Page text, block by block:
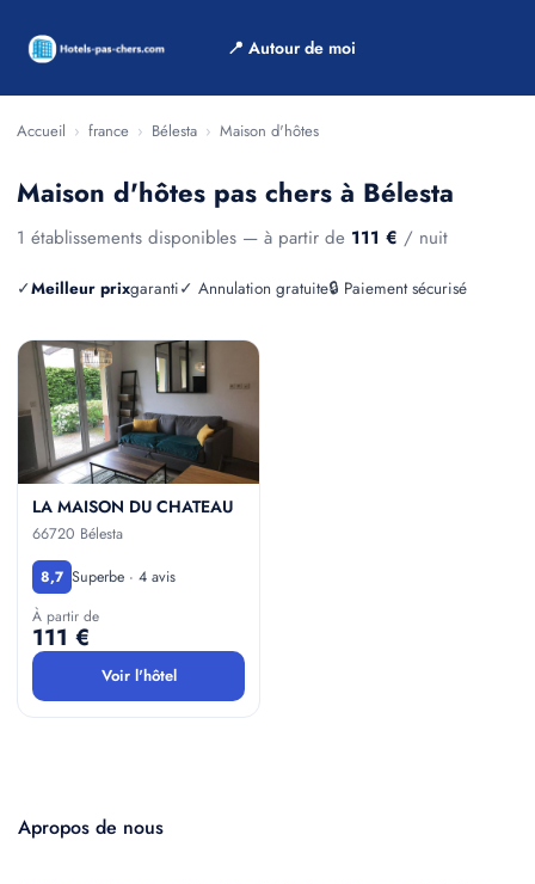
📍 Autour de moi
Accueil › france › Bélesta › Maison d'hôtes
Maison d'hôtes pas chers à Bélesta
1 établissements disponibles — à partir de 111 € / nuit
✓Meilleur prixgaranti✓ Annulation gratuite🔒 Paiement sécurisé
LA MAISON DU CHATEAU
66720 Bélesta
8,7 Superbe · 4 avis
À partir de
111 €
Voir l'hôtel
Apropos de nous